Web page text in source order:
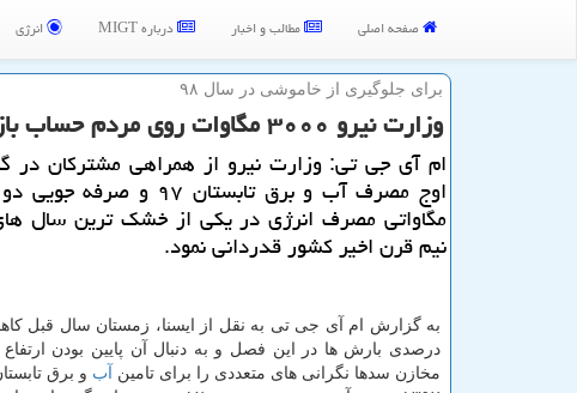
صفحه اصلی مطالب و اخبار درباره MIGT انرژی
برای جلوگیری از خاموشی در سال ۹۸
وزارت نیرو ۳۰۰۰ مگاوات روی مردم حساب باز كرده است!
ام آی جی تی: وزارت نیرو از همراهی مشتركان در
اوج مصرف آب و برق تابستان ۹۷ و
مگاواتی مصرف انرژی در یكی از خشك ترین سال
نیم قرن اخیر كشور قدردانی نمود.
درصدی بارش ها در این فصل و به دنبال آن پایین بودن ارتفاع
مخازن سدها نگرانی های متعددی را برای تامین
آب و برق